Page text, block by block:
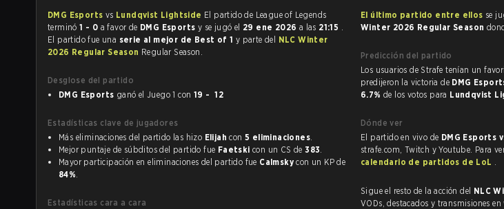
DMG Esports vs Lundqvist Lightside El partido de League of Legends
terminó1 - 0 a favor de DMG Esports y se jugó el 29 ene 2026 a las 21:15 .
El partido fue una serie al mejor de Best of 1 y parte del NLC Winter
2026 Regular Season Regular Season.
Desglose del partido
DMG Esports
ganó el Juego 1 con 19 - 12
Estadísticas clave de jugadores
Más eliminaciones del partido las hizo Elijah con 5 eliminaciones.
Mejor puntaje de súbditos del partido fue Faetski con un CS de383.
Mayor participación en eliminaciones del partido fue Calmsky
con un KP de
84%.
Estadísticas cara a cara
El último partido entre ellos se
Winter 2026 Regular Season
Predicción del partido
Los usuarios de Strafe tenían un favorito abrumador en este partido, y
predijeron la victoria de DMG
6.7% de los votos para Lundqvist
Dónde ver
El partido en vivo de DMG Esports
strafe.com, Twitch y Youtube. Para
calendario de partidos de LoL .
Sigue el resto de la acción del NLC
VODs, destacados y transmisiones